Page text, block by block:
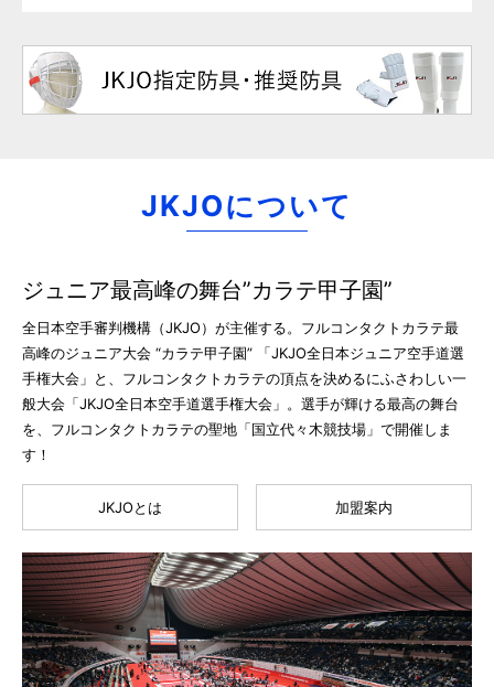
JKJOについて
ジュニア最高峰の舞台”カラテ甲子園”
全日本空手審判機構（JKJO）が主催する。フルコンタクトカラテ最
高峰のジュニア大会 “カラテ甲子園” 「JKJO全日本ジュニア空手道選
手権大会」と、フルコンタクトカラテの頂点を決めるにふさわしい一
般大会「JKJO全日本空手道選手権大会」。選手が輝ける最高の舞台
を、フルコンタクトカラテの聖地「国立代々木競技場」で開催しま
す！
JKJOとは 加盟案内